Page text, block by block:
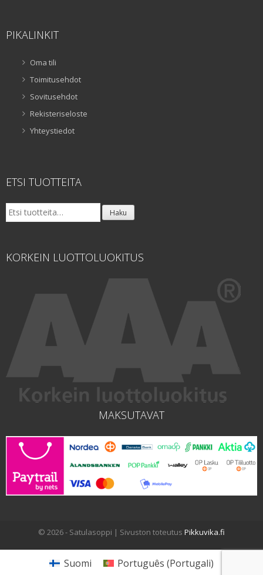
PIKALINKIT
Oma tili
Toimitusehdot
Sovitusehdot
Rekisteriseloste
Yhteystiedot
ETSI TUOTTEITA
Etsi: Haku
KORKEIN LUOTTOLUOKITUS
MAKSUTAVAT
© 2026 - Satulasoppi | Sivuston toteutus Pikkuvika.fi
Suomi Português (Portugali)